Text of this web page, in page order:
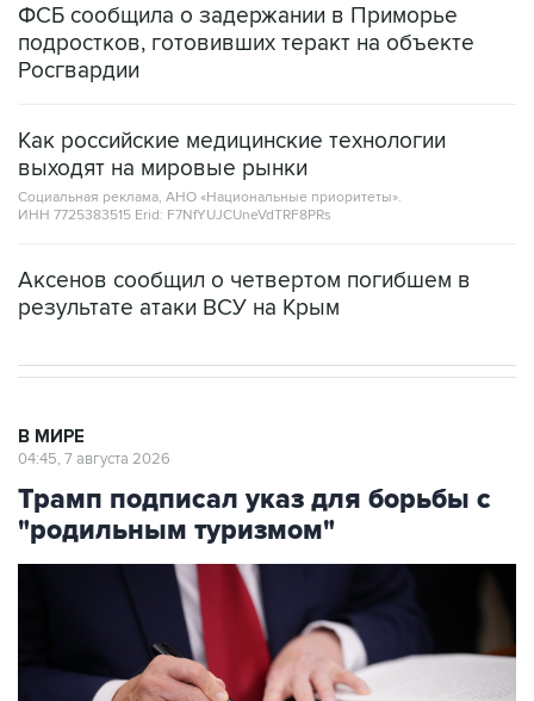
ФСБ сообщила о задержании в Приморье
подростков, готовивших теракт на объекте
Росгвардии
Как российские медицинские технологии
выходят на мировые рынки
Социальная реклама, АНО «Национальные приоритеты».
ИНН 7725383515 Erid: F7NfYUJCUneVdTRF8PRs
Аксенов сообщил о четвертом погибшем в
результате атаки ВСУ на Крым
В МИРЕ
04:45, 7 августа 2026
Трамп подписал указ для борьбы с
"родильным туризмом"